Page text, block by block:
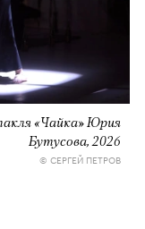
«Чайка» Юрия
Бутусова, 2026
© СЕРГЕЙ ПЕТРОВ